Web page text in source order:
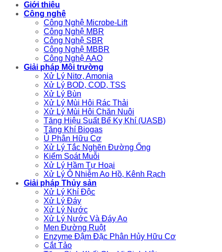
Giới thiệu
Công nghệ
Công Nghệ Microbe-Lift
Công Nghệ MBR
Công Nghệ SBR
Công Nghệ MBBR
Công Nghệ AAO
Giải pháp Môi trường
Xử Lý Nitơ, Amonia
Xử Lý BOD, COD, TSS
Xử Lý Bùn
Xử Lý Mùi Hôi Rác Thải
Xử Lý Mùi Hôi Chăn Nuôi
Tăng Hiệu Suất Bể Kỵ Khí (UASB)
Tăng Khí Biogas
Ủ Phân Hữu Cơ
Xử Lý Tắc Nghẽn Đường Ống
Kiểm Soát Muỗi
Xử Lý Hầm Tự Hoại
Xử Lý Ô Nhiễm Ao Hồ, Kênh Rạch
Giải pháp Thủy sản
Xử Lý Khí Độc
Xử Lý Đáy
Xử Lý Nước
Xử Lý Nước Và Đáy Ao
Men Đường Ruột
Enzyme Đậm Đặc Phân Hủy Hữu Cơ
Cắt Tảo